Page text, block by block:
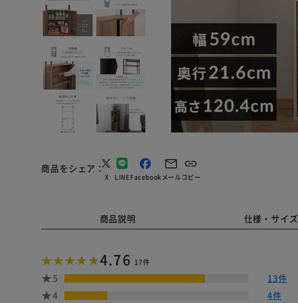
商品をシェア
X LINEFacebookメールコピー
商品説明 仕様・サイズ
4.76 17件
5
13件
4
4件